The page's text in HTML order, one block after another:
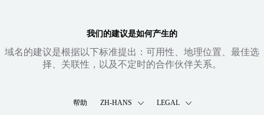
我们的建议是如何产生的
域名的建议是根据以下标准提出：可用性、地理位置、最佳选
择、关联性，以及不定时的合作伙伴关系。
帮助 ZH-HANS LEGAL